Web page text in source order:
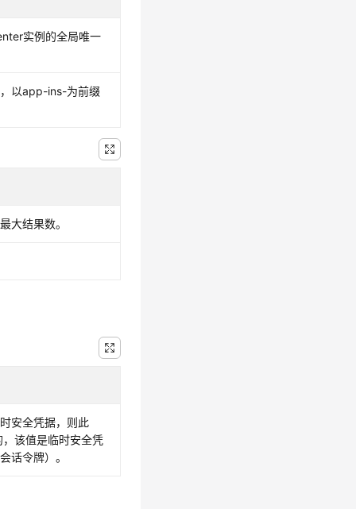
实例的全局唯一
以app-ins-为前缀
大结果数。
安全凭据，则此
该值是临时安全凭
话令牌）。